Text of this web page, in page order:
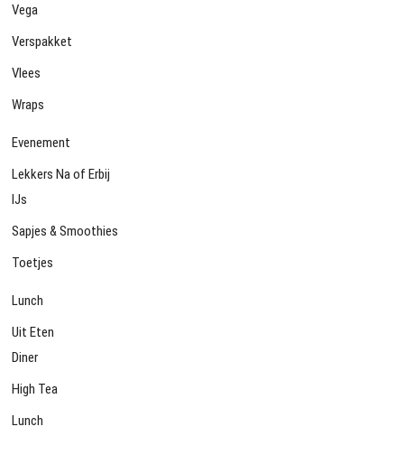
Vega
Verspakket
Vlees
Wraps
Evenement
Lekkers Na of Erbij
IJs
Sapjes & Smoothies
Toetjes
Lunch
Uit Eten
Diner
High Tea
Lunch